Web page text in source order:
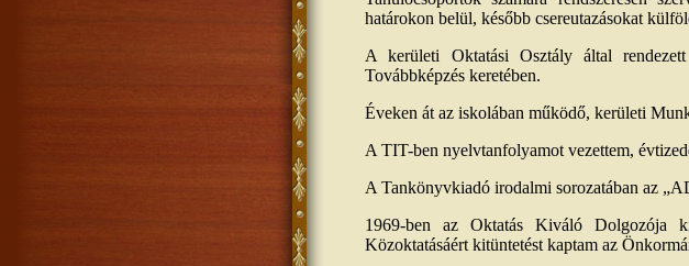
határokon belül, később csereutazásokat
A kerületi Oktatási Osztály által
Továbbképzés keretében.
Éveken át az iskolában működő, kerületi
A TIT-ben nyelvtanfolyamot vezettem,
A Tankönyvkiadó irodalmi sorozatában az
1969-ben az Oktatás Kiváló Dolgozója
Közoktatásáért kitüntetést kaptam az